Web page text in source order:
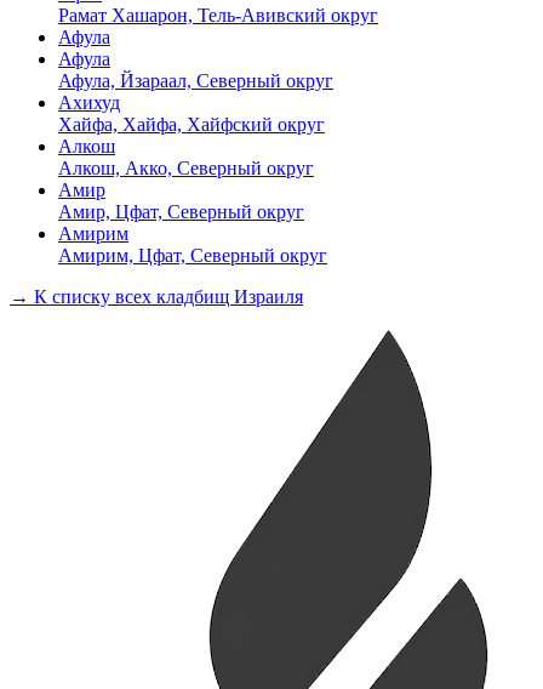
Рамат Хашарон, Тель-Авивский округ
Афула
Афула
Афула, Йзараал, Северный округ
Ахихуд
Хайфа, Хайфа, Хайфский округ
Алкош
Алкош, Акко, Северный округ
Амир
Амир, Цфат, Северный округ
Амирим
Амирим, Цфат, Северный округ
→ К списку всех кладбищ Израиля